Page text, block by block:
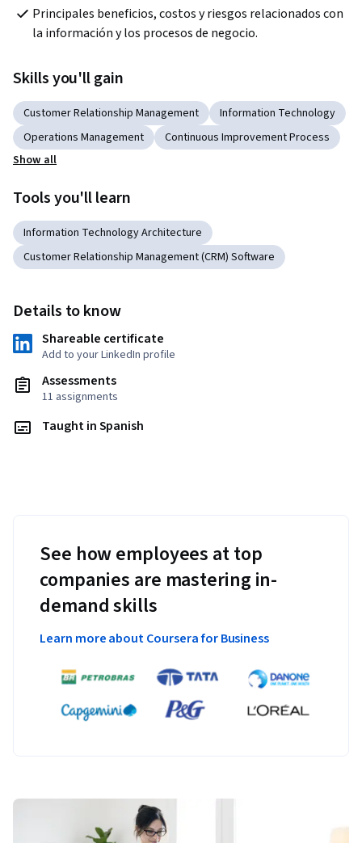
Principales beneficios, costos y riesgos relacionados con
la información y los procesos de negocio.
Skills you'll gain
Customer Relationship Management
Information Technology
Operations Management
Continuous Improvement Process
Show all
Tools you'll learn
Information Technology Architecture
Customer Relationship Management (CRM) Software
Details to know
Shareable certificate
Add to your LinkedIn profile
Assessments
11 assignments
Taught in Spanish
See how employees at top
companies are mastering in-
demand skills
Learn more about Coursera for Business